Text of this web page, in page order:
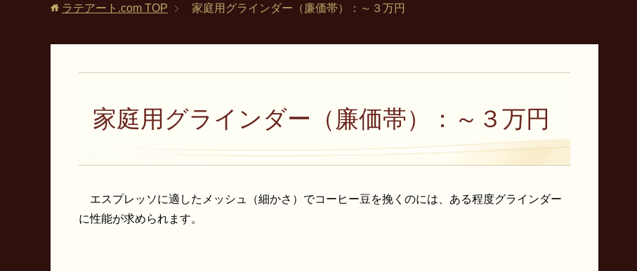
ラテアート.com TOP 家庭用グラインダー（廉価帯）：～３万円
家庭用グラインダー（廉価帯）：～３万円
エスプレッソに適したメッシュ（細かさ）でコーヒー豆を挽くのには、ある程度グラインダー
に性能が求められます。